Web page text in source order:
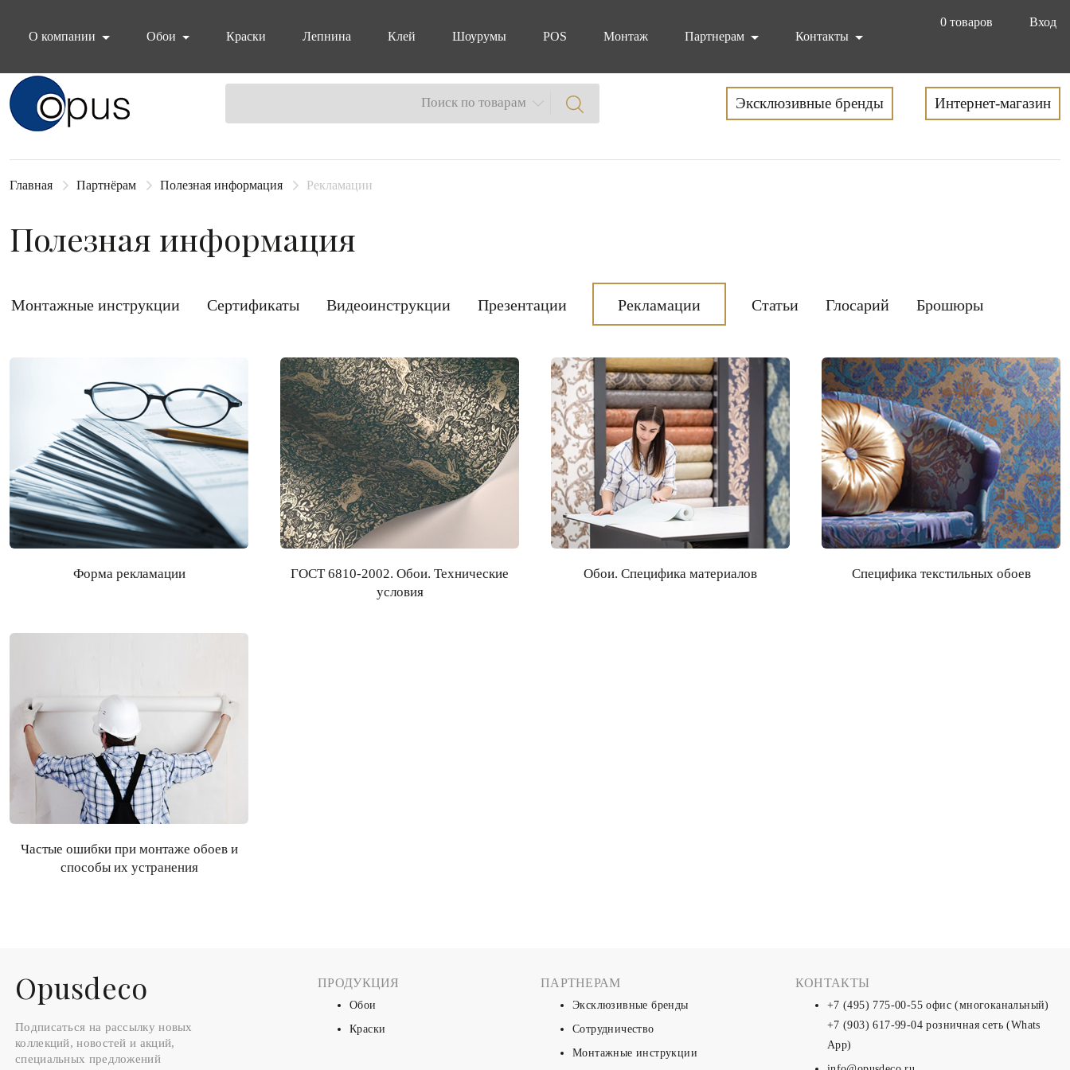
0 товаров
Вход
О компании
Обои Краски Лепнина Клей Шоурумы POS Монтаж Партнерам Контакты
Блок поиска Поиск по товарам Эксклюзивные бренды Интернет-магазин
Главная Партнёрам Полезная информация Рекламации
Полезная информация
Монтажные инструкции Сертификаты Видеоинструкции Презентации Рекламации Статьи Глосарий Брошюры
Форма рекламации
ГОСТ 6810-2002. Обои. Технические
условия
Обои. Специфика материалов Специфика текстильных обоев
Частые ошибки при монтаже обоев и
способы их устранения
Оpusdeco
Подписаться на рассылку новых
коллекций, новостей и акций,
специальных предложений
ПРОДУКЦИЯ
Обои
Краски
ПАРТНЕРАМ
Эксклюзивные бренды
Сотрудничество
Монтажные инструкции
КОНТАКТЫ
+7 (495) 775-00-55 офис (многоканальный)
+7 (903) 617-99-04 розничная сеть (Whats
App)